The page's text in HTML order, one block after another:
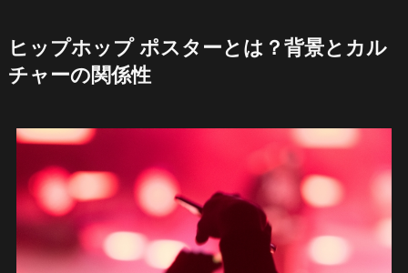
ヒップホップ ポスターとは？背景とカル
チャーの関係性